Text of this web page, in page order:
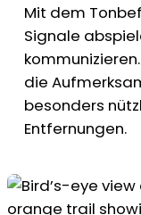
Mit dem
Signale
die
besonders
Entfernungen.